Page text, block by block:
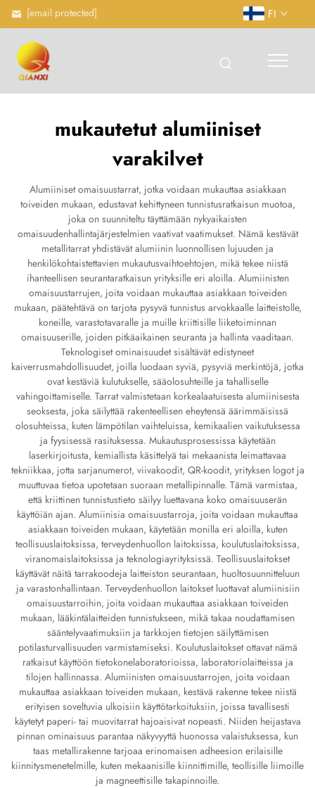
[email protected] FI
mukautetut alumiiniset
varakilvet
Alumiiniset omaisuustarrat, jotka voidaan mukauttaa asiakkaan
toiveiden mukaan, edustavat kehittyneen tunnistusratkaisun muotoa,
joka on suunniteltu täyttämään nykyaikaisten
omaisuudenhallintajärjestelmien vaativat vaatimukset. Nämä kestävät
metallitarrat yhdistävät alumiinin luonnollisen lujuuden ja
henkilökohtaistettavien mukautusvaihtoehtojen, mikä tekee niistä
ihanteellisen seurantaratkaisun yrityksille eri aloilla. Alumiinisten
omaisuustarrujen, joita voidaan mukauttaa asiakkaan toiveiden
mukaan, päätehtävä on tarjota pysyvä tunnistus arvokkaalle laitteistolle,
koneille, varastotavaralle ja muille kriittisille liiketoiminnan
omaisuuserille, joiden pitkäaikainen seuranta ja hallinta vaaditaan.
Teknologiset ominaisuudet sisältävät edistyneet
kaiverrusmahdollisuudet, joilla luodaan syviä, pysyviä merkintöjä, jotka
ovat kestäviä kulutukselle, sääolosuhteille ja tahalliselle
vahingoittamiselle. Tarrat valmistetaan korkealaatuisesta alumiinisesta
seoksesta, joka säilyttää rakenteellisen eheytensä äärimmäisissä
olosuhteissa, kuten lämpötilan vaihteluissa, kemikaalien vaikutuksessa
ja fyysisessä rasituksessa. Mukautusprosessissa käytetään
laserkirjoitusta, kemiallista käsittelyä tai mekaanista leimattavaa
tekniikkaa, jotta sarjanumerot, viivakoodit, QR-koodit, yrityksen logot ja
muuttuvaa tietoa upotetaan suoraan metallipinnalle. Tämä varmistaa,
että kriittinen tunnistustieto säilyy luettavana koko omaisuuserän
käyttöiän ajan. Alumiinisia omaisuustarroja, joita voidaan mukauttaa
asiakkaan toiveiden mukaan, käytetään monilla eri aloilla, kuten
teollisuuslaitoksissa, terveydenhuollon laitoksissa, koulutuslaitoksissa,
viranomaislaitoksissa ja teknologiayrityksissä. Teollisuuslaitokset
käyttävät näitä tarrakoodeja laitteiston seurantaan, huoltosuunnitteluun
ja varastonhallintaan. Terveydenhuollon laitokset luottavat alumiinisiin
omaisuustarroihin, joita voidaan mukauttaa asiakkaan toiveiden
mukaan, lääkintälaitteiden tunnistukseen, mikä takaa noudattamisen
sääntelyvaatimuksiin ja tarkkojen tietojen säilyttämisen
potilasturvallisuuden varmistamiseksi. Koulutuslaitokset ottavat nämä
ratkaisut käyttöön tietokonelaboratorioissa, laboratoriolaitteissa ja
tilojen hallinnassa. Alumiinisten omaisuustarrojen, joita voidaan
mukauttaa asiakkaan toiveiden mukaan, kestävä rakenne tekee niistä
erityisen soveltuvia ulkoisiin käyttötarkoituksiin, joissa tavallisesti
käytetyt paperi- tai muovitarrat hajoaisivat nopeasti. Niiden heijastava
pinnan ominaisuus parantaa näkyvyyttä huonossa valaistuksessa, kun
taas metallirakenne tarjoaa erinomaisen adheesion erilaisille
kiinnitysmenetelmille, kuten mekaanisille kiinnittimille, teollisille liimoille
ja magneettisille takapinnoille.